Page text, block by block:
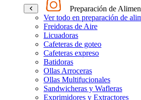
Preparación de
Ver todo en preparación de
Freidoras de Aire
Licuadoras
Cafeteras de goteo
Cafeteras expreso
Batidoras
Ollas Arroceras
Ollas Multifucionales
Sandwicheras y Wafleras
Exprimidores y Extractores